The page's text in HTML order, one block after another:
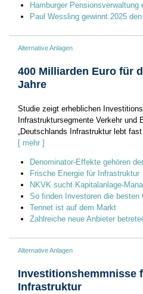
Hamburger Pensionsverwaltung
Paul Wessling gewinnt 2025
Alternative Anlagen
400 Milliarden Euro für
Jahre
Studie zeigt erheblichen
Infrastruktursegmente Verkehr und
„Deutschlands Infrastruktur lebt
[ mehr ]
Denominator-Effekte gehören
Frische Energie für Infrastruktur
NKVK sucht Kapitalanlage-
So finden Investoren die besten
Tennet ist auf dem Markt
Zahlreiche neue Anbieter
Alternative Anlagen
Investitionshemmnisse
Infrastruktur